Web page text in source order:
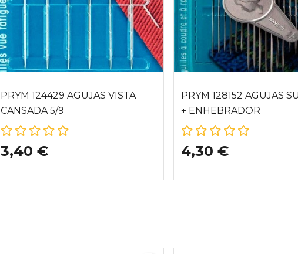
PRYM 124429 AGUJAS VISTA
CANSADA 5/9
3,40 €
PRYM 128152 AGUJAS
+ ENHEBRADOR
4,30 €